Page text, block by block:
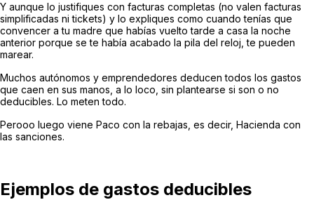
Y aunque lo justifiques con facturas completas (no valen facturas
simplificadas ni tickets) y lo expliques como cuando tenías que
convencer a tu madre que habías vuelto tarde a casa la noche
anterior porque se te había acabado la pila del reloj, te pueden
marear.
Muchos autónomos y emprendedores deducen todos los gastos
que caen en sus manos, a lo loco, sin plantearse si son o no
deducibles. Lo meten todo.
Perooo luego viene Paco con la rebajas, es decir, Hacienda con
las sanciones.
Ejemplos de gastos deducibles